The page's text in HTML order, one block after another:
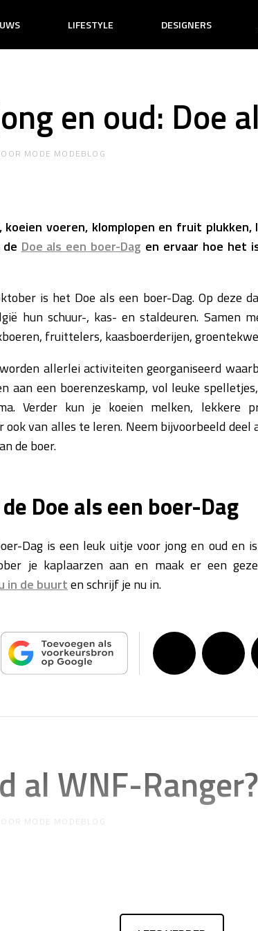
LIFESTYLE DESIGNERS
en oud: Doe
MODE MODEBLOG
koeien voeren, klomplopen en fruit
Doe als een boer-Dag en ervaar hoe het
is het Doe als een boer-Dag. Op deze
hun schuur-, kas- en staldeuren. Samen
fruittelers, kaasboerderijen,
allerlei activiteiten georganiseerd
aan een boerenzeskamp, vol leuke
Verder kun je koeien melken, lekkere
van alles te leren. Neem bijvoorbeeld
de boer.
Doe als een boer-Dag
Dag is een leuk uitje voor jong en oud en
je kaplaarzen aan en maak er een
in de buurten schrijf je nu in.
al WNF-Ranger?
MODE MODEBLOG